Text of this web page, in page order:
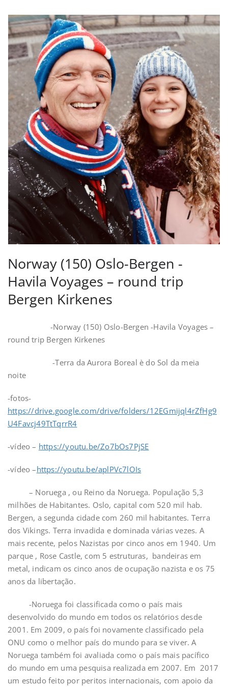
Norway (150) Oslo-Bergen -
Havila Voyages – round trip
Bergen Kirkenes
-Norway (150) Oslo-Bergen -Havila Voyages –
round trip Bergen Kirkenes
-Terra da Aurora Boreal è do Sol da meia
noite
-fotos-
https://drive.google.com/drive/folders/12EGmijql4rZfHg9
U4Favcj49TtTqrrR4
-vídeo – https://youtu.be/Zo7bOs7PjSE
-vídeo –https://youtu.be/aplPVc7lOIs
– Noruega , ou Reino da Noruega. População 5,3
milhões de Habitantes. Oslo, capital com 520 mil hab.
Bergen, a segunda cidade com 260 mil habitantes. Terra
dos Vikings. Terra invadida e dominada várias vezes. A
mais recente, pelos Nazistas por cinco anos em 1940. Um
parque , Rose Castle, com 5 estruturas, bandeiras em
metal, indicam os cinco anos de ocupação nazista e os 75
anos da libertação.
-Noruega foi classificada como o país mais
desenvolvido do mundo em todos os relatórios desde
2001. Em 2009, o país foi novamente classificado pela
ONU como o melhor país do mundo para se viver. A
Noruega também foi avaliada como o país mais pacífico
do mundo em uma pesquisa realizada em 2007. Em 2017
um estudo feito por peritos internacionais, com apoio da